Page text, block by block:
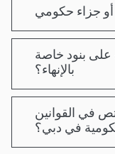
جزاء حكومي
على بنود خاصة
بالإنهاء؟
في القوانين
في دبي؟